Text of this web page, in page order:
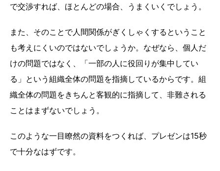
で交渉すれば、ほとんどの場合、うまくいくでしょう。
また、そのことで人間関係がぎくしゃくするということ
も考えにくいのではないでしょうか。なぜなら、個人だ
けの問題ではなく、「一部の人に役回りが集中してい
る」という組織全体の問題を指摘しているからです。組
織全体の問題をきちんと客観的に指摘して、非難される
ことはまずないでしょう。
このような一目瞭然の資料をつくれば、プレゼンは15秒
で十分なはずです。